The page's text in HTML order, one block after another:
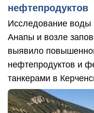
нефтепродуктов
Исследование воды
Анапы и возле
выявило
нефтепродуктов и
танкерами в